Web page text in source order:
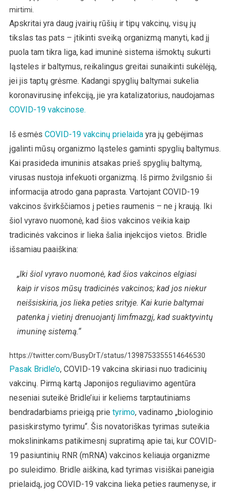
mirtimi.
Apskritai yra daug įvairių rūšių ir tipų vakcinų, visų jų
tikslas tas pats – įtikinti sveiką organizmą manyti, kad jį
puola tam tikra liga, kad imuninė sistema išmoktų sukurti
ląsteles ir baltymus, reikalingus greitai sunaikinti sukėlėją,
jei jis taptų grėsme. Kadangi spyglių baltymai sukelia
koronavirusinę infekciją, jie yra katalizatorius, naudojamas
COVID-19 vakcinose.
Iš esmės COVID-19 vakcinų prielaida yra jų gebėjimas
įgalinti mūsų organizmo ląsteles gaminti spyglių baltymus.
Kai prasideda imuninis atsakas prieš spyglių baltymą,
virusas nustoja infekuoti organizmą. Iš pirmo žvilgsnio ši
informacija atrodo gana paprasta. Vartojant COVID-19
vakcinos švirkščiamos į peties raumenis – ne į kraują. Iki
šiol vyravo nuomonė, kad šios vakcinos veikia kaip
tradicinės vakcinos ir lieka šalia injekcijos vietos. Bridle
išsamiau paaiškina:
„Iki šiol vyravo nuomonė, kad šios vakcinos elgiasi
kaip ir visos mūsų tradicinės vakcinos; kad jos niekur
neišsiskiria, jos lieka peties srityje. Kai kurie baltymai
patenka į vietinį drenuojantį limfmazgį, kad suaktyvintų
imuninę sistemą.“
https://twitter.com/BusyDrT/status/1398753355514646530
Pasak Bridle’o, COVID-19 vakcina skiriasi nuo tradicinių
vakcinų. Pirmą kartą Japonijos reguliavimo agentūra
neseniai suteikė Bridle’iui ir keliems tarptautiniams
bendradarbiams prieigą prie tyrimo, vadinamo „biologinio
pasiskirstymo tyrimu“. Šis novatoriškas tyrimas suteikia
mokslininkams patikimesnį supratimą apie tai, kur COVID-
19 pasiuntinių RNR (mRNA) vakcinos keliauja organizme
po suleidimo. Bridle aiškina, kad tyrimas visiškai paneigia
prielaidą, jog COVID-19 vakcina lieka peties raumenyse, ir